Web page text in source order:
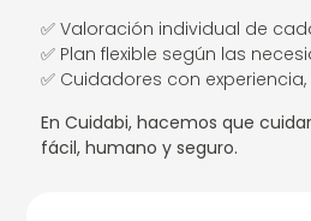
✅ Valoración individual de
✅ Plan flexible según las
✅ Cuidadores con
En Cuidabi, hacemos que
fácil, humano y seguro.